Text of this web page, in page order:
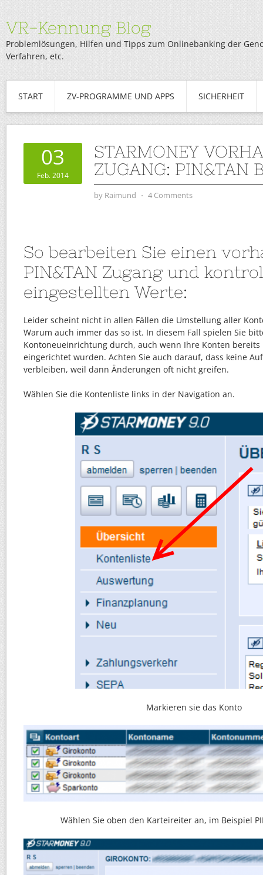
VR-Kennung Blog
Problemlösungen, Hilfen und Tipps zum Onlinebanking der
Verfahren, etc.
START ZV-PROGRAMME UND APPS SICHERHEIT
03
Feb. 2014
STARMONEY
ZUGANG: PIN&TAN
by Raimund ⋅ 4 Comments
So bearbeiten Sie einen
PIN&TAN Zugang und
eingestellten Werte:
Leider scheint nicht in allen Fällen die Umstellung aller
Warum auch immer das so ist. In diesem Fall spielen Sie
Kontoneueinrichtung durch, auch wenn Ihre Konten
eingerichtet wurden. Achten Sie auch darauf, dass keine
verbleiben, weil dann Änderungen oft nicht greifen.
Wählen Sie die Kontenliste links in der Navigation an.
Markieren sie das Konto
Wählen Sie oben den Karteireiter an, im Beispiel